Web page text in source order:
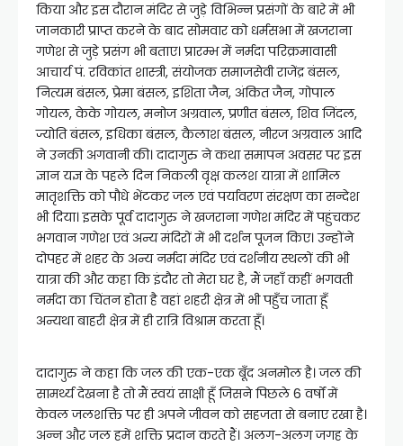
किया और इस दौरान मंदिर से जुड़े विभिन्न प्रसंगों के बारे में भी
जानकारी प्राप्त करने के बाद सोमवार को धर्मसभा में खजराना
गणेश से जुड़े प्रसंग भी बताए। प्रारम्भ में नर्मदा परिक्रमावासी
आचार्य पं. रविकांत शास्त्री, संयोजक समाजसेवी राजेंद्र बंसल,
नित्यम बंसल, प्रेमा बंसल, इशिता जैन, अंकित जैन, गोपाल
गोयल, केके गोयल, मनोज अग्रवाल, प्रणीत बंसल, शिव जिंदल,
ज्योति बंसल, इधिका बंसल, कैलाश बंसल, नीरज अग्रवाल आदि
ने उनकी अगवानी की। दादागुरु ने कथा समापन अवसर पर इस
ज्ञान यज्ञ के पहले दिन निकली वृक्ष कलश यात्रा में शामिल
मातृशक्ति को पौधे भेंटकर जल एवं पर्यावरण संरक्षण का सन्देश
भी दिया। इसके पूर्व दादागुरु ने खजराना गणेश मंदिर में पहुंचकर
भगवान गणेश एवं अन्य मंदिरों में भी दर्शन पूजन किए। उन्होंने
दोपहर में शहर के अन्य नर्मदा मंदिर एवं दर्शनीय स्थलों की भी
यात्रा की और कहा कि इंदौर तो मेरा घर है, मैं जहाँ कहीं भगवती
नर्मदा का चिंतन होता है वहां शहरी क्षेत्र में भी पहुँच जाता हूँ
अन्यथा बाहरी क्षेत्र में ही रात्रि विश्राम करता हूँ।
दादागुरु ने कहा कि जल की एक-एक बूँद अनमोल है। जल की
सामर्थ्य देखना है तो मैं स्वयं साक्षी हूँ जिसने पिछले 6 वर्षों में
केवल जलशक्ति पर ही अपने जीवन को सहजता से बनाए रखा है।
अन्न और जल हमें शक्ति प्रदान करते हैं। अलग-अलग जगह के